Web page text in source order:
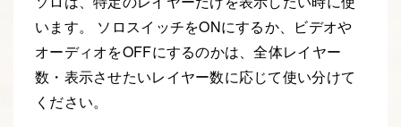
います。 ソロスイッチをONにするか、ビデオや
オーディオをOFFにするのかは、全体レイヤー
数・表示させたいレイヤー数に応じて使い分けて
ください。